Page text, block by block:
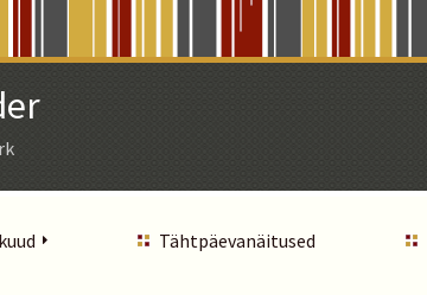
Tähtpäevanäitused